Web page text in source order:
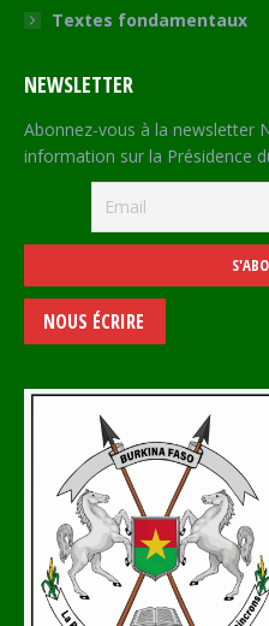
Textes fondamentaux
NEWSLETTER
Abonnez-vous à la newsletter
information sur la Présidence
NOUS ÉCRIRE